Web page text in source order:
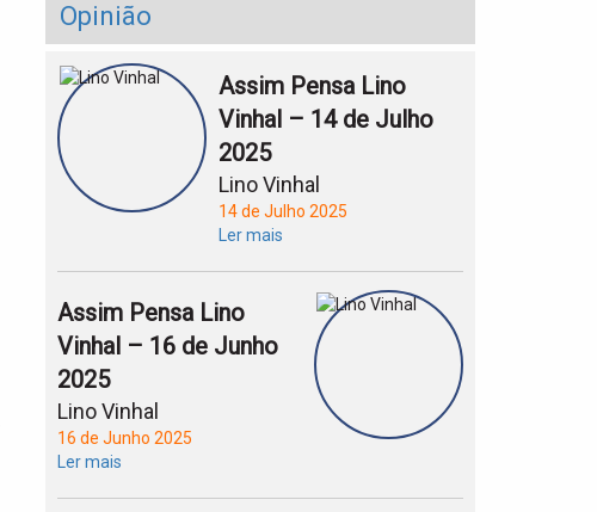
Opinião
Assim Pensa Lino
Vinhal – 14 de Julho
2025
Lino Vinhal
14 de Julho 2025
Ler mais
Assim Pensa Lino
Vinhal – 16 de Junho
2025
Lino Vinhal
16 de Junho 2025
Ler mais